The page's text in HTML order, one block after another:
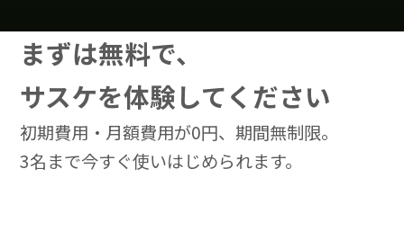
まずは無料で、
サスケを体験してください
初期費用・月額費用が0円、期間無制限。
3名まで今すぐ使いはじめられます。